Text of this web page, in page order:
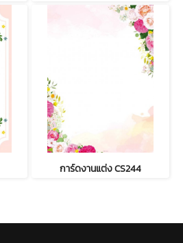
การ์ดงานแต่ง CS244